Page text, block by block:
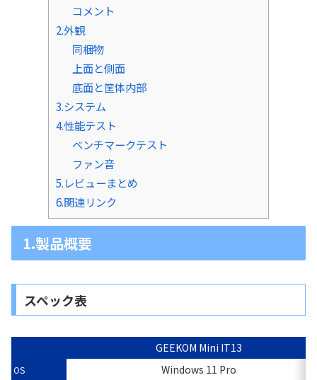
コメント
2.外観
同梱物
上面と側面
底面と筐体内部
3.システム
4.性能テスト
ベンチマークテスト
ファン音
5.レビューまとめ
6.関連リンク
1.製品概要
スペック表
GEEKOM Mini IT13
OS Windows 11 Pro